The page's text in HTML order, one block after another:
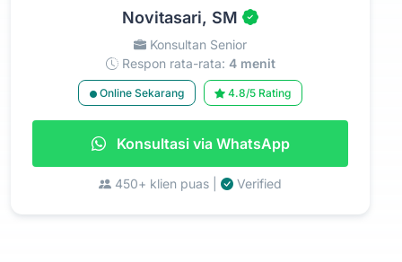
Novitasari, SM
Konsultan Senior
Respon rata-rata: 4 menit
Online Sekarang 4.8/5 Rating
Konsultasi via WhatsApp
450+ klien puas | Verified